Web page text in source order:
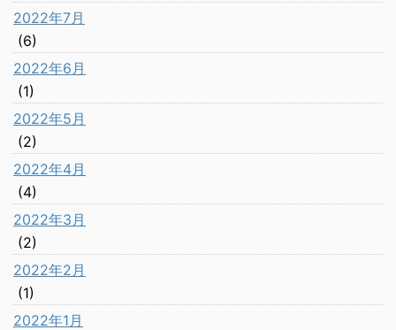
2022年7月
(6)
2022年6月
(1)
2022年5月
(2)
2022年4月
(4)
2022年3月
(2)
2022年2月
(1)
2022年1月